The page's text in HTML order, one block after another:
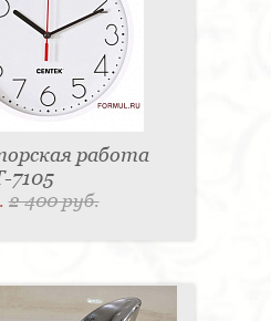
работа
7105
2 400 руб.